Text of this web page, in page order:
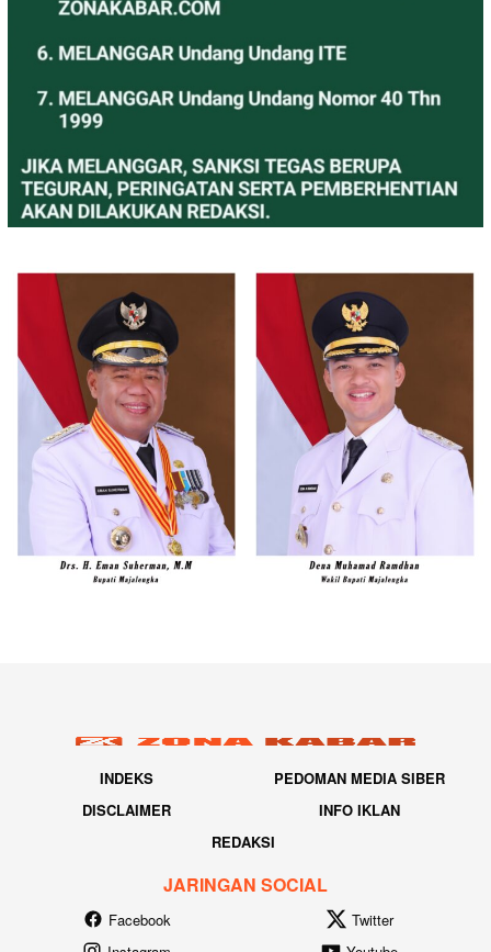
INDEKS
PEDOMAN MEDIA SIBER
DISCLAIMER
INFO IKLAN
REDAKSI
JARINGAN SOCIAL
Facebook
Twitter